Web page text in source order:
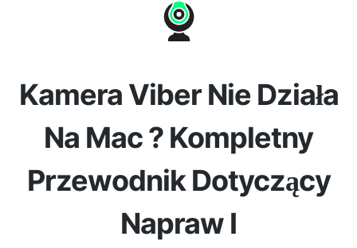
Kamera Viber Nie Działa
Na Mac ? Kompletny
Przewodnik Dotyczący
Napraw I